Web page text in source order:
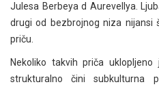
Julesa Berbeya d Aurevellya.
drugi od bezbrojnog niza nijansi
priču.
Nekoliko takvih priča
strukturalno čini subkulturna